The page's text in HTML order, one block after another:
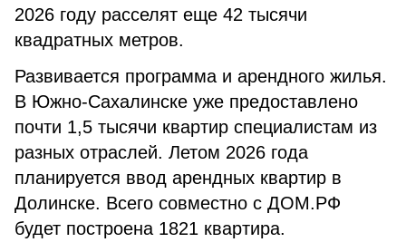
2026 году расселят еще 42 тысячи
квадратных метров.
Развивается программа и арендного жилья.
В Южно-Сахалинске уже предоставлено
почти 1,5 тысячи квартир специалистам из
разных отраслей. Летом 2026 года
планируется ввод арендных квартир в
Долинске. Всего совместно с ДОМ.РФ
будет построена 1821 квартира.